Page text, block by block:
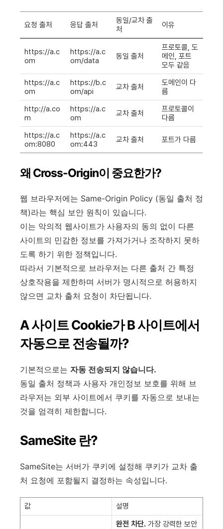
요청 출처 응답 출처
동일/교차 출
처
이유
https://a.c
om
https://a.c
om/data
동일 출처
프로토콜, 도
메인, 포트
모두 같음
https://a.c
om
https://b.c
om/api
교차 출처
도메인이 다
름
http://a.co
m
https://a.c
om
교차 출처
프로토콜이
다름
https://a.c
om:8080
https://a.c
om:443
교차 출처 포트가 다름
왜 Cross-Origin이 중요한가?
웹 브라우저에는 Same-Origin Policy (동일 출처 정
책)라는 핵심 보안 원칙이 있습니다.
이는 악의적 웹사이트가 사용자의 동의 없이 다른
사이트의 민감한 정보를 가져가거나 조작하지 못하
도록 하기 위한 정책입니다.
따라서 기본적으로 브라우저는 다른 출처 간 특정
상호작용을 제한하며 서버가 명시적으로 허용하지
않으면 교차 출처 요청이 차단됩니다.
A 사이트 Cookie가 B 사이트에서
자동으로 전송될까?
기본적으로는 자동 전송되지 않습니다.
동일 출처 정책과 사용자 개인정보 보호를 위해 브
라우저는 외부 사이트에서 쿠키를 자동으로 보내는
것을 엄격히 제한합니다.
SameSite 란?
SameSite는 서버가 쿠키에 설정해 쿠키가 교차 출
처 요청에 포함될지 결정하는 속성입니다.
값
설명
완전 차단. 가장 강력한 보안